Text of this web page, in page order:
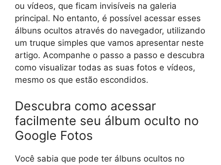
ou vídeos, que ficam invisíveis na galeria
principal. No entanto, é possível acessar esses
álbuns ocultos através do navegador, utilizando
um truque simples que vamos apresentar neste
artigo. Acompanhe o passo a passo e descubra
como visualizar todas as suas fotos e vídeos,
mesmo os que estão escondidos.
Descubra como acessar
facilmente seu álbum oculto no
Google Fotos
Você sabia que pode ter álbuns ocultos no